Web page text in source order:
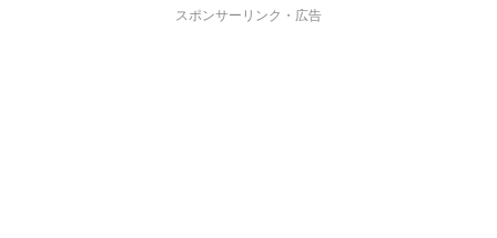
スポンサーリンク・広告